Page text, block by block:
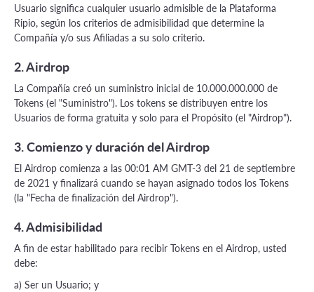
Usuario significa cualquier usuario admisible de la Plataforma
Ripio, según los criterios de admisibilidad que determine la
Compañía y/o sus Afiliadas a su solo criterio.
2. Airdrop
La Compañía creó un suministro inicial de 10.000.000.000 de
Tokens (el "Suministro"). Los tokens se distribuyen entre los
Usuarios de forma gratuita y solo para el Propósito (el "Airdrop").
3. Comienzo y duración del Airdrop
El Airdrop comienza a las 00:01 AM GMT-3 del 21 de septiembre
de 2021 y finalizará cuando se hayan asignado todos los Tokens
(la "Fecha de finalización del Airdrop").
4. Admisibilidad
A fin de estar habilitado para recibir Tokens en el Airdrop, usted
debe:
a) Ser un Usuario; y